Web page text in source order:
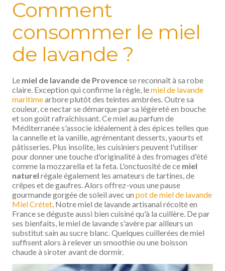
Comment
consommer le miel
de lavande ?
Le miel de lavande de Provencese reconnaît à sa robe
claire. Exception qui confirme la règle, lemiel de lavande
maritimearbore plutôt des teintes ambrées. Outre sa
couleur, ce nectar se démarque par sa légèreté en bouche
et son goût rafraîchissant. Ce miel au parfum de
Méditerranée s'associe idéalement à des épices telles que
la cannelle et la vanille, agrémentant desserts, yaourts et
pâtisseries. Plus insolite, les cuisiniers peuvent l'utiliser
pour donner une touche d'originalité à des fromages d'été
comme la mozzarella et la feta. L'onctuosité de ce miel
naturel régale également les amateurs de tartines, de
crêpes et de gaufres. Alors offrez-vous une pause
gourmande gorgée de soleil avec un pot de miel de lavande
Miel Crétet. Notre miel de lavande artisanal récolté en
France se déguste aussi bien cuisiné qu'à la cuillère. De par
ses bienfaits, le miel de lavande s'avère par ailleurs un
substitut sain au sucre blanc. Quelques cuillerées de miel
suffisent alors à relever un smoothie ou une boisson
chaude à siroter avant de dormir.